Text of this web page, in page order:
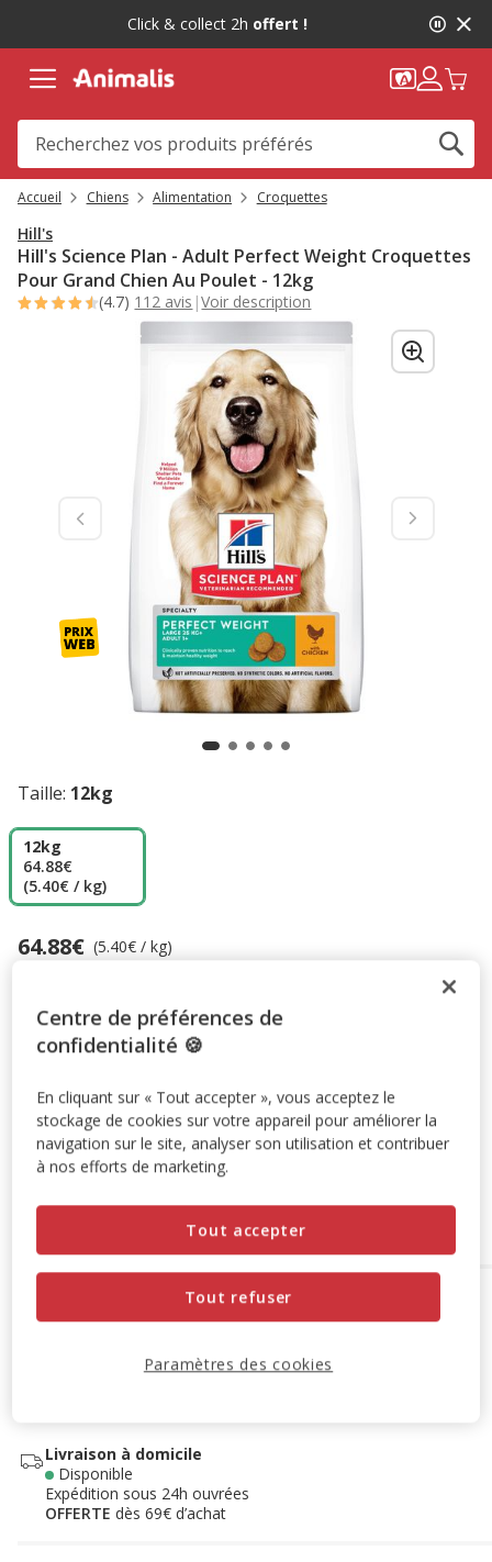
message,
Click & collect 2h offert !
Accueil Chiens Alimentation Croquettes
Hill's
Hill's Science Plan - Adult Perfect Weight Croquettes
Pour Grand Chien Au Poulet - 12kg
(4.7) 112 avis |Voir description
Taille: 12kg
12kg
64.88€
(5.40€ / kg)
-10% sur votre première commande* avec votre Carte
cours.
Voir conditions
Code: WELCOME10 Copier
Prix 64.88€, 5.40 EUR par kg
64.88€ (5.40€ / kg)
Ajouter au panier
Options de livraison
Voir la disponibilité en magasin
Livraison à domicile
Disponible
Expédition sous 24h ouvrées
OFFERTE dès 69€ d’achat
Centre de préférences de
confidentialité 🍪
En cliquant sur « Tout accepter », vous acceptez le
stockage de cookies sur votre appareil pour améliorer la
navigation sur le site, analyser son utilisation et contribuer
à nos efforts de marketing.
Tout refuser
Tout accepter
Paramètres des cookies